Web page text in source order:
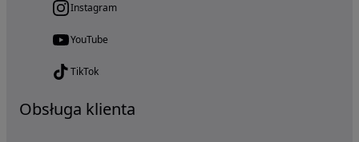
Instagram
YouTube
TikTok
Obsługa klienta